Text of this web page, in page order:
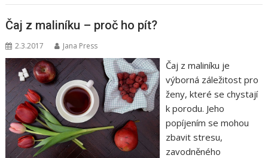
Čaj z maliníku – proč ho pít?
2.3.2017 Jana Press
Čaj z maliníku je
výborná záležitost pro
ženy, které se chystají
k porodu. Jeho
popíjením se mohou
zbavit stresu,
zavodněného